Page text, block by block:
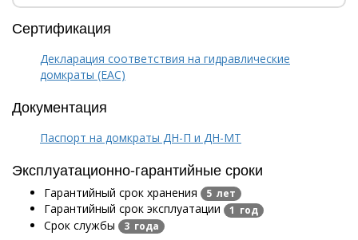
Сертификация
Декларация соответствия на гидравлические
домкраты (EAC)
Документация
Паспорт на домкраты ДН-П и ДН-МТ
Эксплуатационно-гарантийные сроки
Гарантийный срок хранения 5 лет
Гарантийный срок эксплуатации 1 год
Срок службы 3 года